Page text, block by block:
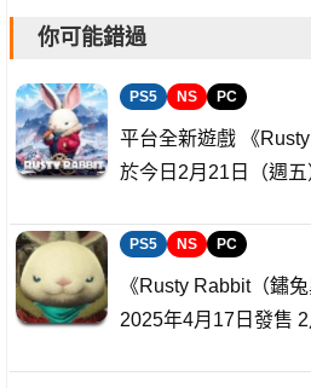
你可能錯過
PS5 NS PC
平台全新遊戲 《
於今日2月21日（週
PS5 NS PC
《Rusty Rabbit（鏽
2025年4月17日發售